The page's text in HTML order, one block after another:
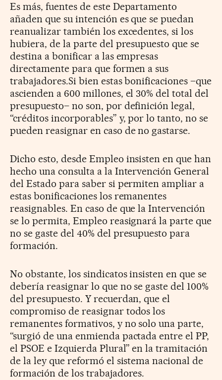
Es más, fuentes de este Departamento
añaden que su intención es que se puedan
reanualizar también los excedentes, si los
hubiera, de la parte del presupuesto que se
destina a bonificar a las empresas
directamente para que formen a sus
trabajadores.Si bien estas bonificaciones –que
ascienden a 600 millones, el 30% del total del
presupuesto– no son, por definición legal,
“créditos incorporables” y, por lo tanto, no se
pueden reasignar en caso de no gastarse.
Dicho esto, desde Empleo insisten en que han
hecho una consulta a la Intervención General
del Estado para saber si permiten ampliar a
estas bonificaciones los remanentes
reasignables. En caso de que la Intervención
se lo permita, Empleo reasignará la parte que
no se gaste del 40% del presupuesto para
formación.
No obstante, los sindicatos insisten en que se
debería reasignar lo que no se gaste del 100%
del presupuesto. Y recuerdan, que el
compromiso de reasignar todos los
remanentes formativos, y no solo una parte,
“surgió de una enmienda pactada entre el PP,
el PSOE e Izquierda Plural” en la tramitación
de la ley que reformó el sistema nacional de
formación de los trabajadores.